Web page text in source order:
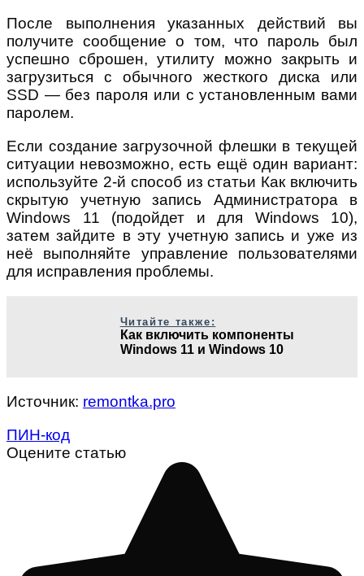
После выполнения указанных действий вы
получите сообщение о том, что пароль был
успешно сброшен, утилиту можно закрыть и
загрузиться с обычного жесткого диска или
SSD — без пароля или с установленным вами
паролем.
Если создание загрузочной флешки в текущей
ситуации невозможно, есть ещё один вариант:
используйте 2-й способ из статьи Как включить
скрытую учетную запись Администратора в
Windows 11 (подойдет и для Windows 10),
затем зайдите в эту учетную запись и уже из
неё выполняйте управление пользователями
для исправления проблемы.
Читайте также:
Как включить компоненты
Windows 11 и Windows 10
Источник: remontka.pro
ПИН-код
Оцените статью